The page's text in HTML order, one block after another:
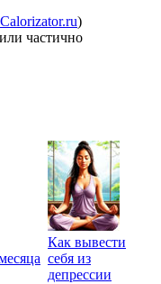
Calorizator.ru)
частично
Как вывести
себя из
депрессии